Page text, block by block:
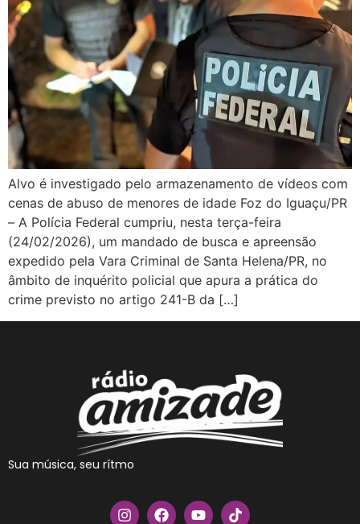
Alvo é investigado pelo armazenamento de vídeos com
cenas de abuso de menores de idade Foz do Iguaçu/PR
– A Polícia Federal cumpriu, nesta terça-feira
(24/02/2026), um mandado de busca e apreensão
expedido pela Vara Criminal de Santa Helena/PR, no
âmbito de inquérito policial que apura a prática do
crime previsto no artigo 241-B da […]
Sua música, seu rítmo